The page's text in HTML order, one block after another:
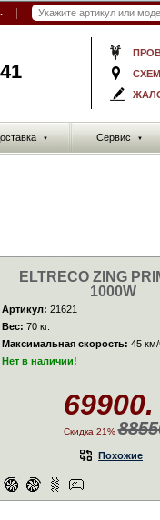
▼ Сервис ▼
ELTRECO ZING
1000W
Артикул: 21621
Вес: 70 кг.
Максимальная скорость: 45 км/
Нет в наличии!
69900.
Скидка 21%
Похожие